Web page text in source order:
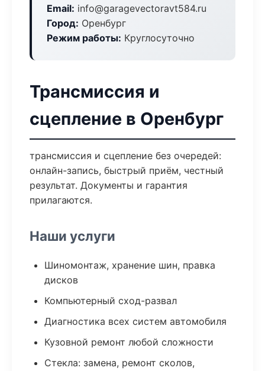
Email: info@garagevectoravt584.ru
Город: Оренбург
Режим работы: Круглосуточно
Трансмиссия и
сцепление в Оренбург
трансмиссия и сцепление без очередей:
онлайн-запись, быстрый приём, честный
результат. Документы и гарантия
прилагаются.
Наши услуги
Шиномонтаж, хранение шин, правка
дисков
Компьютерный сход-развал
Диагностика всех систем автомобиля
Кузовной ремонт любой сложности
Стекла: замена, ремонт сколов,